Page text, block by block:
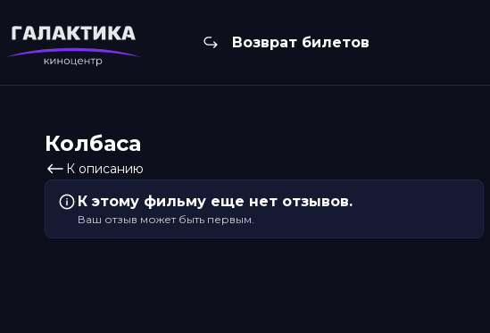
Возврат билетов
Колбаса
К описанию
К этому фильму еще нет отзывов.
Ваш отзыв может быть первым.